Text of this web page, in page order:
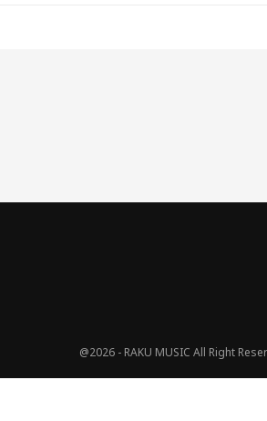
@2026 - RAKU MUSIC All Right